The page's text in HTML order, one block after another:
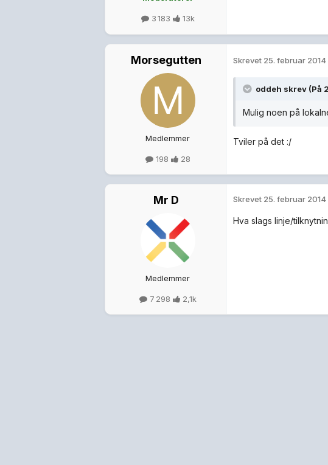
3 183 13k
Morsegutten
Medlemmer
198 28
Skrevet 25. februar 2014
oddeh skrev (På
Mulig noen på
Tviler på det :/
Mr D
Medlemmer
7 298 2,1k
Skrevet 25. februar 2014
Hva slags linje/